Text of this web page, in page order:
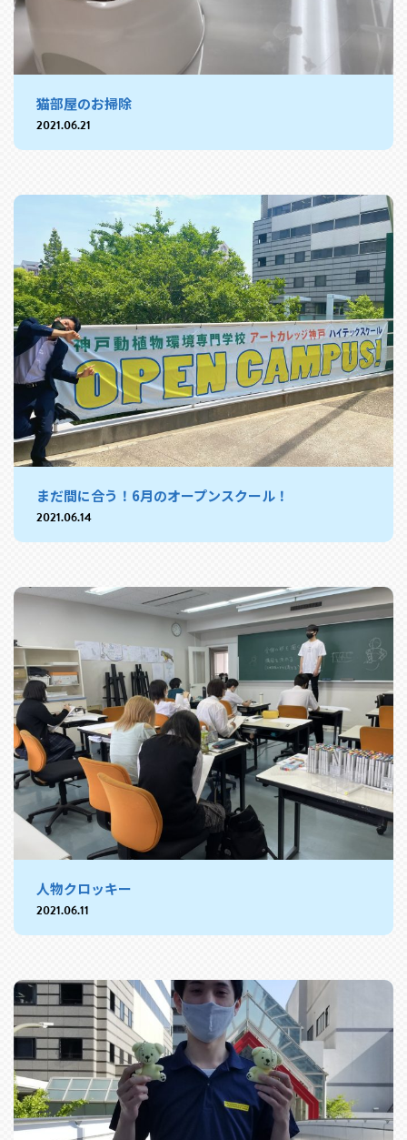
猫部屋のお掃除
2021.06.21
まだ間に合う！6月のオープンスクール！
2021.06.14
人物クロッキー
2021.06.11